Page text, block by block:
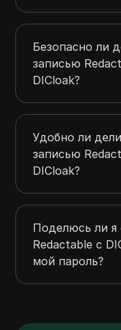
Безопасно ли
записью
DICloak?
Удобно ли
записью
DICloak?
Поделюсь ли я
Redactable с
мой пароль?